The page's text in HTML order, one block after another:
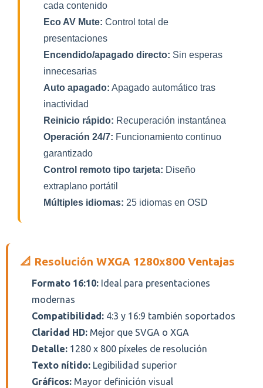
cada contenido
Eco AV Mute: Control total de
presentaciones
Encendido/apagado directo: Sin esperas
innecesarias
Auto apagado: Apagado automático tras
inactividad
Reinicio rápido: Recuperación instantánea
Operación 24/7: Funcionamiento continuo
garantizado
Control remoto tipo tarjeta: Diseño
extraplano portátil
Múltiples idiomas: 25 idiomas en OSD
📐 Resolución WXGA 1280x800 Ventajas
Formato 16:10: Ideal para presentaciones
modernas
Compatibilidad: 4:3 y 16:9 también soportados
Claridad HD: Mejor que SVGA o XGA
Detalle: 1280 x 800 píxeles de resolución
Texto nítido: Legibilidad superior
Gráficos: Mayor definición visual